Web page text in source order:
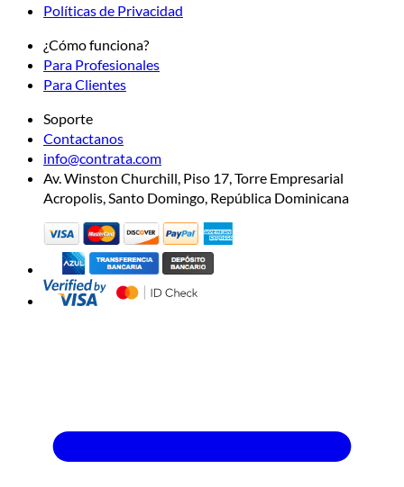
Políticas de Privacidad
¿Cómo funciona?
Para Profesionales
Para Clientes
Soporte
Contactanos
info@contrata.com
Av. Winston Churchill, Piso 17, Torre Empresarial
Acropolis, Santo Domingo, República Dominicana